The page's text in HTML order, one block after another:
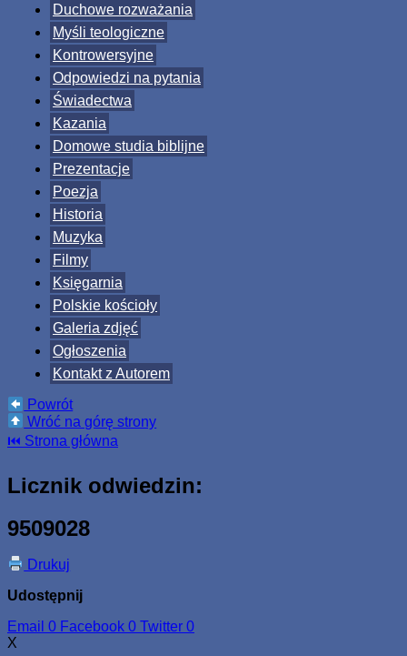
Duchowe rozważania
Myśli teologiczne
Kontrowersyjne
Odpowiedzi na pytania
Świadectwa
Kazania
Domowe studia biblijne
Prezentacje
Poezja
Historia
Muzyka
Filmy
Księgarnia
Polskie kościoły
Galeria zdjęć
Ogłoszenia
Kontakt z Autorem
Powrót
Wróć na górę strony
⏮ Strona główna
Licznik odwiedzin:
9509028
Drukuj
Udostępnij
Email 0 Facebook 0 Twitter 0
X